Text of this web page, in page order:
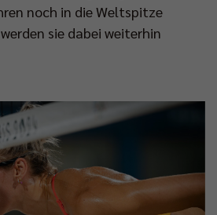
noch in die Weltspitze
sie dabei weiterhin